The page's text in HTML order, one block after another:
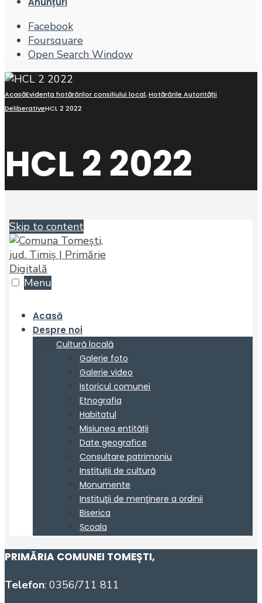
Facebook
Foursquare
Open Search Window
AcasăEvidența hotărârilor consiliului local,Hotărârile Autorității
DeliberativeHCL 2 2022
HCL 2 2022
PRIMĂRIA COMUNEI TOMEȘTI,
Telefon: 0356/711 811